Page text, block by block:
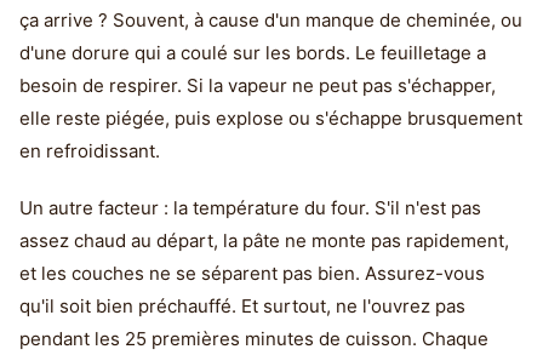
ça arrive ? Souvent, à cause d'un manque de cheminée, ou
d'une dorure qui a coulé sur les bords. Le feuilletage a
besoin de respirer. Si la vapeur ne peut pas s'échapper,
elle reste piégée, puis explose ou s'échappe brusquement
en refroidissant.
Un autre facteur : la température du four. S'il n'est pas
assez chaud au départ, la pâte ne monte pas rapidement,
et les couches ne se séparent pas bien. Assurez-vous
qu'il soit bien préchauffé. Et surtout, ne l'ouvrez pas
pendant les 25 premières minutes de cuisson. Chaque